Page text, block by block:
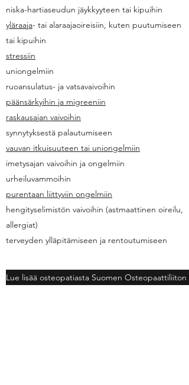
niska-hartiaseudun jäykkyyteen tai kipuihin
yläraaja- tai alaraajaoireisiin, kuten puutumiseen
tai kipuihin
stressiin
uniongelmiin
ruoansulatus- ja vatsavaivoihin
päänsärkyihin ja migreeniin
raskausajan vaivoihin
synnytyksestä palautumiseen
vauvan itkuisuuteen tai uniongelmiin
imetysajan vaivoihin ja ongelmiin
urheiluvammoihin
purentaan liittyviin ongelmiin
hengityselimistön vaivoihin (astmaattinen oireilu,
allergiat)
terveyden ylläpitämiseen ja rentoutumiseen
Lue lisää osteopatiasta Suomen Osteopaattiliiton